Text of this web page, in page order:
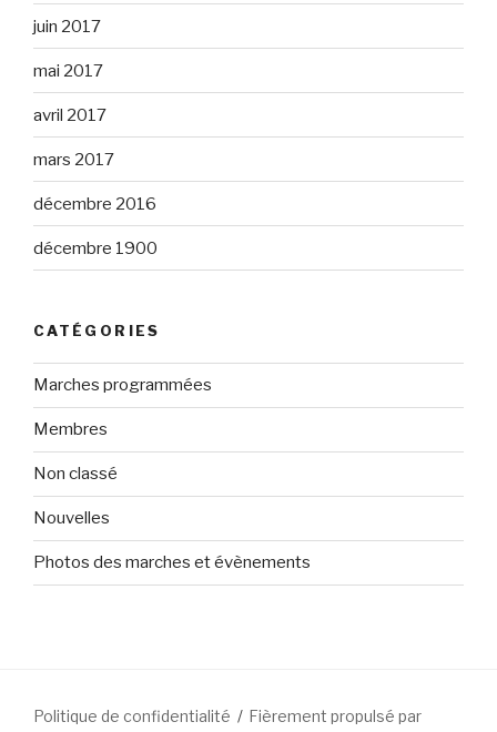
juin 2017
mai 2017
avril 2017
mars 2017
décembre 2016
décembre 1900
CATÉGORIES
Marches programmées
Membres
Non classé
Nouvelles
Photos des marches et évènements
Politique de confidentialité
Fièrement propulsé par